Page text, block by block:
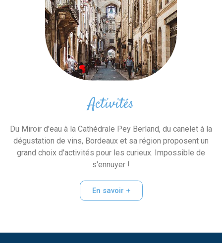
Activités
Du Miroir d'eau à la Cathédrale Pey Berland, du canelet à la
dégustation de vins, Bordeaux et sa région proposent un
grand choix d'activités pour les curieux. Impossible de
s'ennuyer !
En savoir +